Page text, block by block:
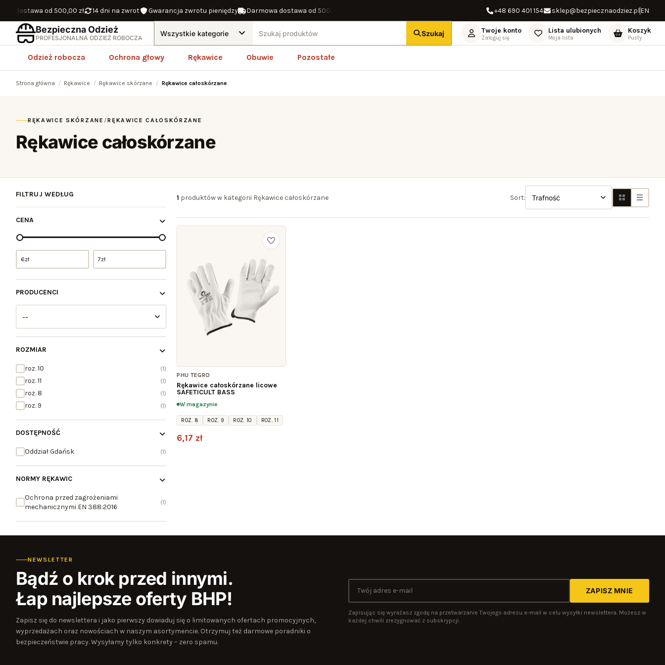
dostawa od 500,00 zł 14 dni na zwrot Gwarancja zwrotu pieniędzy Darmowa dostawa od 500,00 zł Gwarancja zwrotu pieniędzy Darmowa dostawa od 500,00 zł 14 dni na zwrot
+48 690 401 154 sklep@bezpiecznaodziez.plEN
Bezpieczna Odzież
PROFESJONALNA ODZIEŻ ROBOCZA
Profesjonalna odzież robocza Szukaj Twoje konto
Zaloguj się
Lista ulubionych
Moja lista
Koszyk
Pusty
Odzież robocza Ochrona głowy Rękawice Obuwie Pozostałe
Strona główna Rękawice Rękawice skórzane Rękawice całoskórzane
RĘKAWICE SKÓRZANE /RĘKAWICE CAŁOSKÓRZANE
Rękawice całoskórzane
1 produktów w kategorii Rękawice całoskórzane Sort:
PHU TEGRO
Rękawice całoskórzane licowe
SAFETICULT BASS
W magazynie
ROZ. 8 ROZ. 9 ROZ. 10 ROZ. 11
6,17 zł
FILTRUJ WEDŁUG
CENA
6zł 7zł
PRODUCENCI
ROZMIAR
roz. 10 1
roz. 11 1
roz. 8 1
roz. 9 1
DOSTĘPNOŚĆ
Oddział Gdańsk 1
NORMY RĘKAWIC
Ochrona przed zagrożeniami
mechanicznymi EN 388:2016
1
NEWSLETTER
Bądź o krok przed innymi.
Łap najlepsze oferty BHP!
Zapisz się do newslettera i jako pierwszy dowiaduj się o limitowanych ofertach promocyjnych,
wyprzedażach oraz nowościach w naszym asortymencie. Otrzymuj też darmowe poradniki o
bezpieczeństwie pracy. Wysyłamy tylko konkrety – zero spamu.
ZAPISZ MNIE
Zapisując się wyrażasz zgodę na przetwarzanie Twojego adresu e-mail w celu wysyłki newslettera. Możesz w
każdej chwili zrezygnować z subskrypcji.